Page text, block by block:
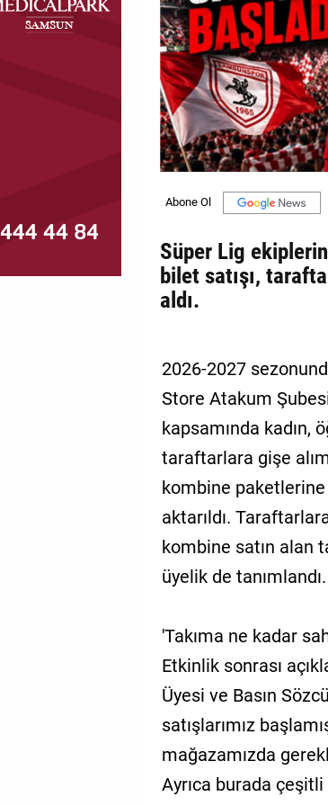
MAGAZİN
Künye
İletişim
Süper Lig
bilet satışı,
aldı.
2026-2027
Store Atakum
kapsamında kadın,
taraftarlara gişe
kombine paketlerine
aktarıldı.
kombine satın alan
üyelik de tanımlandı.
'Takıma ne kadar
Etkinlik sonrası
Üyesi ve Basın
satışlarımız
mağazamızda
Ayrıca burada